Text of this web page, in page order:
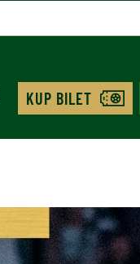
KUP BILET